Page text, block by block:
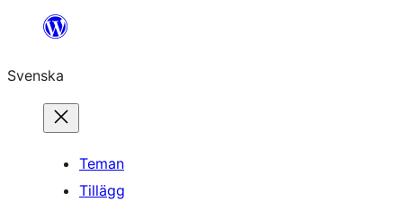
Hoppa
innehåll
Svenska
Teman
Tillägg